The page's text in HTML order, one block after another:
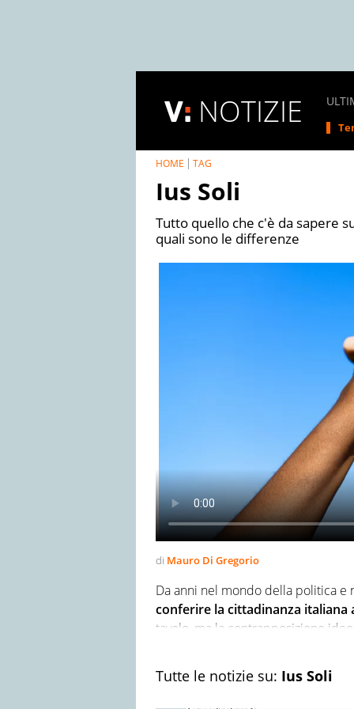
NOTIZIE
HOME TAG
Ius Soli
Tutto quello che c'è da sapere
quali sono le differenze
di Mauro Di Gregorio
Da anni nel mondo della politica
conferire la cittadinanza italiana
tavolo, ma la contrapposizione
Nel dibattito tornano ciclicamente
Tutte le notizie su: Ius Soli